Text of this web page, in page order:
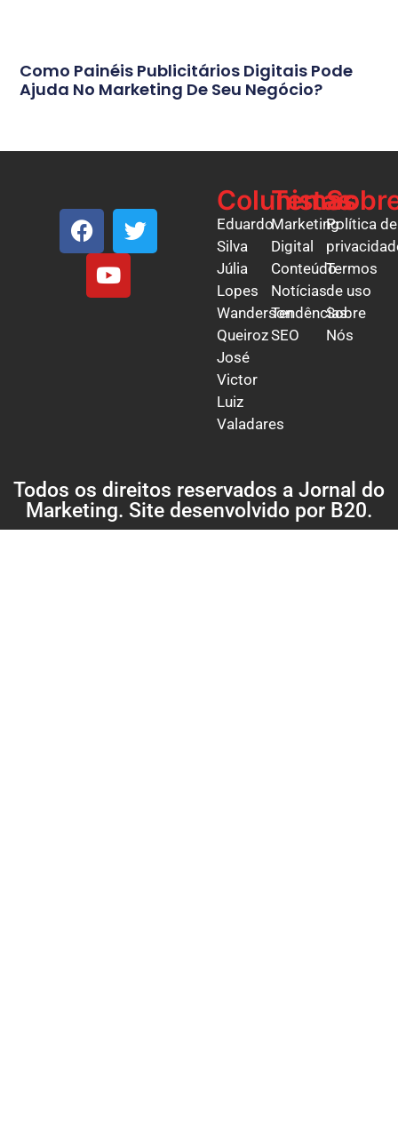
Como Painéis Publicitários Digitais Pode
Ajuda No Marketing De Seu Negócio?
Colunistas
Eduardo
Silva
Júlia
Lopes
Wanderson
Queiroz
José
Victor
Luiz
Valadares
Temas
Marketing
Digital
Conteúdo
Notícias
Tendências
SEO
Política de
Termos
de uso
Sobre
Nós
Todos os direitos reservados a Jornal do
Marketing. Site desenvolvido por B20.